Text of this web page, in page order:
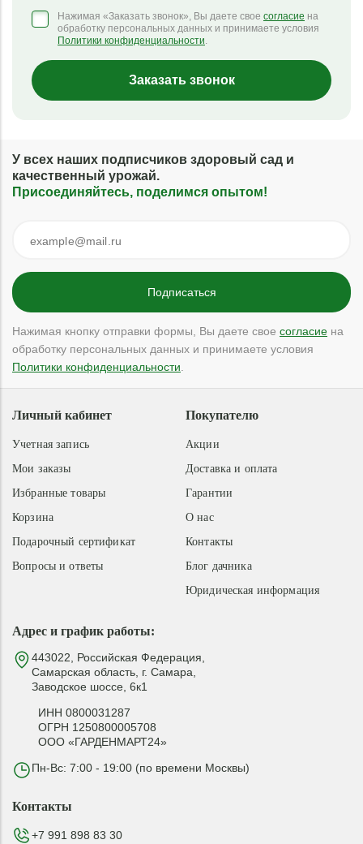
Нажимая «Заказать звонок», Вы даете свое согласие на
обработку персональных данных и принимаете условия
Политики конфиденциальности.
Заказать звонок
У всех наших подписчиков здоровый сад и
качественный урожай.
Присоединяйтесь, поделимся опытом!
Нажимая кнопку отправки формы, Вы даете свое согласие на
обработку персональных данных и принимаете условия
Политики конфиденциальности
Адрес и график работы:
443022, Российская Федерация,
Самарская область, г. Самара,
Заводское шоссе, 6к1
ИНН 0800031287
ОГРН 1250800005708
ООО «ГАРДЕНМАРТ24»
Пн-Вс: 7:00 - 19:00 (по времени Москвы)
Покупателю
Акции
Доставка и оплата
Гарантии
О нас
Контакты
Блог дачника
Юридическая информация
Личный кабинет
Учетная запись
Мои заказы
Избранные товары
Корзина
Подарочный сертификат
Вопросы и ответы
Контакты
+7 991 898 83 30